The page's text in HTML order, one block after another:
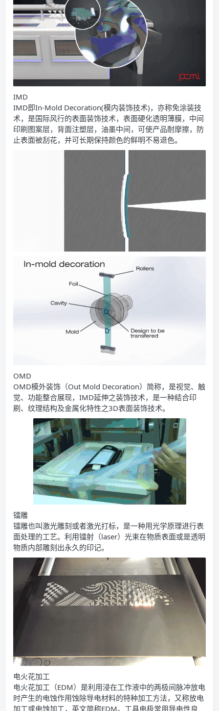
IMD
IMD即In-Mold Decoration(模内装饰技术)，亦称免涂装技
术，是国际风行的表面装饰技术，表面硬化透明薄膜，中间
印刷图案层，背面注塑层，油墨中间，可使产品耐摩擦，防
止表面被刮花，并可长期保持颜色的鲜明不易退色。
OMD
OMD模外装饰（Out Mold Decoration）简称，是视觉、触
觉、功能整合展现，IMD延伸之装饰技术，是一种結合印
刷、纹理结构及金属化特性之3D表面装饰技术。
镭雕
镭雕也叫激光雕刻或者激光打标，是一种用光学原理进行表
面处理的工艺。利用镭射（laser）光束在物质表面或是透明
物质内部雕刻出永久的印记。
电火花加工
电火花加工（EDM）是利用浸在工作液中的两极间脉冲放电
时产生的电蚀作用蚀除导电材料的特种加工方法，又称放电
加工或电蚀加工，英文简称EDM。工具电极常用导电性良